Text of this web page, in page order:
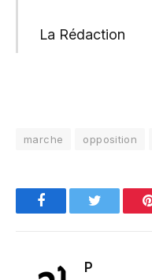
La Rédaction
marche opposition
FacebookTwitter
P